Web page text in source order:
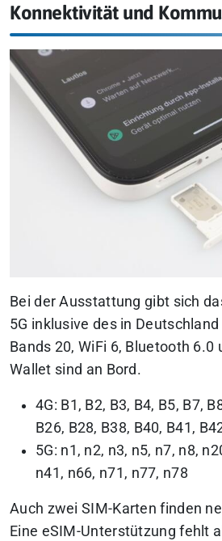
Konnektivität und
Bei der Ausstattung gibt sich
5G inklusive des in
Bands 20, WiFi 6, Bluetooth 6.0
Wallet sind an Bord.
4G: B1, B2, B3, B4, B5, B7,
B26, B28, B38, B40, B41,
5G: n1, n2, n3, n5, n7, n8,
n41, n66, n71, n77, n78
Auch zwei SIM-Karten finden
Eine eSIM-Unterstützung fehlt